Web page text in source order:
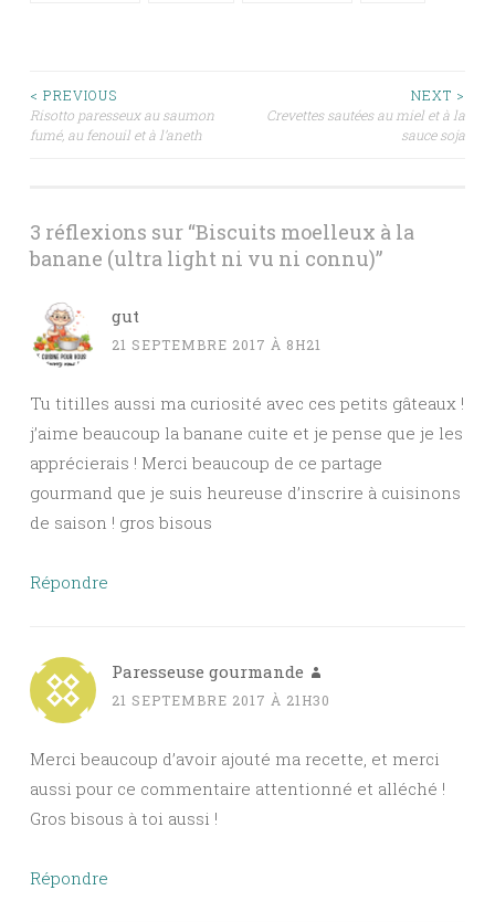
Navigation
des
< PREVIOUS
Risotto paresseux au saumon
fumé, au fenouil et à l’aneth
NEXT >
Crevettes sautées au miel et à la
sauce soja
3 réflexions sur “Biscuits moelleux à la
banane (ultra light ni vu ni connu)”
gut
21 SEPTEMBRE 2017 À 8H21
Tu titilles aussi ma curiosité avec ces petits gâteaux !
j’aime beaucoup la banane cuite et je pense que je les
apprécierais ! Merci beaucoup de ce partage
gourmand que je suis heureuse d’inscrire à cuisinons
de saison ! gros bisous
Répondre
Paresseuse gourmande
21 SEPTEMBRE 2017 À 21H30
Merci beaucoup d’avoir ajouté ma recette, et merci
aussi pour ce commentaire attentionné et alléché !
Gros bisous à toi aussi !
Répondre